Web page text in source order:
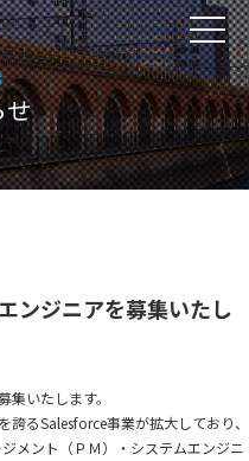
せ
ンジニアを募集いたし
いたします。
誇るSalesforce事業が拡大しており、
メント（ＰＭ）・システムエンジニ